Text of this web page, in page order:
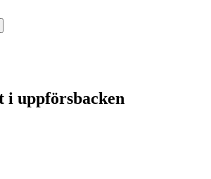
i uppförsbacken